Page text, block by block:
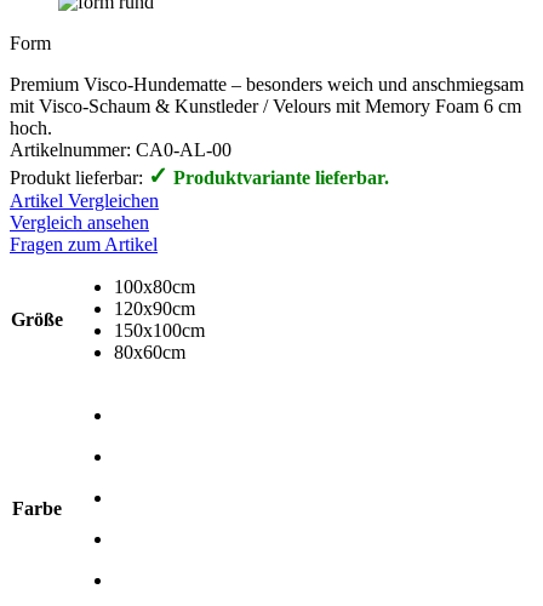
Form
Premium Visco-Hundematte – besonders weich und anschmiegsam
mit Visco-Schaum & Kunstleder / Velours mit Memory Foam 6 cm
hoch.
Artikelnummer: CA0-AL-00
Produkt lieferbar: ✓ Produktvariante lieferbar.
Artikel Vergleichen
Vergleich ansehen
Fragen zum Artikel
Größe
100x80cm
120x90cm
150x100cm
80x60cm
Farbe